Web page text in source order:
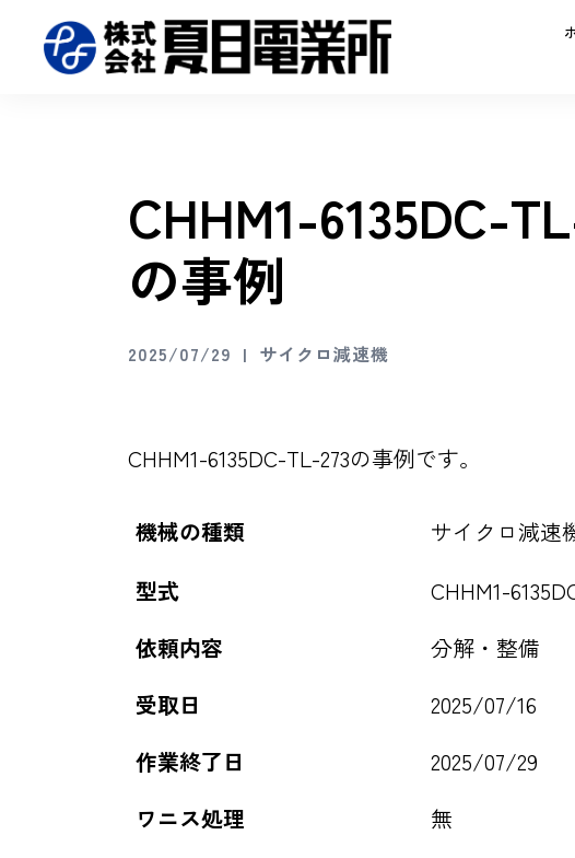
CHHM1-6135DC-
の事例
2025/07/29 サイクロ減速機
CHHM1-6135DC-TL-273の事例です。
機械の種類
サイクロ減速
型式
CHHM1-
依頼内容
分解・整備
受取日
2025/07/16
作業終了日
2025/07/29
ワニス処理
無